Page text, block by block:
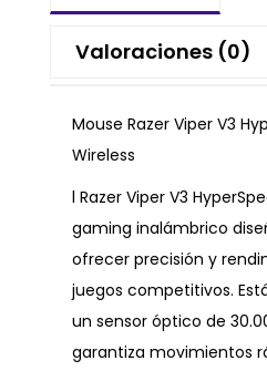
Valoraciones (0)
Mouse Razer Viper V3
Wireless
l Razer Viper V3
gaming inalámbrico
ofrecer precisión y
juegos competitivos.
un sensor óptico de
garantiza movimientos